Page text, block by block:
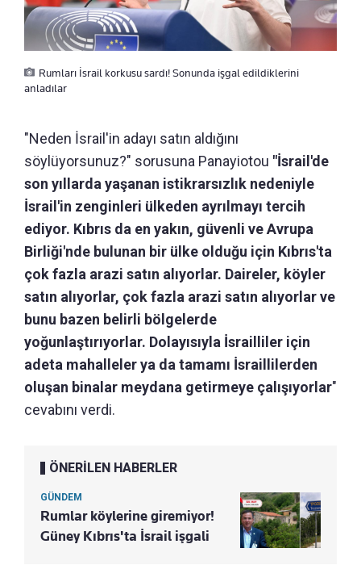
Rumları İsrail korkusu sardı! Sonunda işgal edildiklerini
anladılar
"Neden İsrail'in adayı satın aldığını
söylüyorsunuz?" sorusuna Panayiotou "İsrail'de
son yıllarda yaşanan istikrarsızlık nedeniyle
İsrail'in zenginleri ülkeden ayrılmayı tercih
ediyor. Kıbrıs da en yakın, güvenli ve Avrupa
Birliği'nde bulunan bir ülke olduğu için Kıbrıs'ta
çok fazla arazi satın alıyorlar. Daireler, köyler
satın alıyorlar, çok fazla arazi satın alıyorlar ve
bunu bazen belirli bölgelerde
yoğunlaştırıyorlar. Dolayısıyla İsrailliler için
adeta mahalleler ya da tamamı İsraillilerden
oluşan binalar meydana getirmeye çalışıyorlar"
cevabını verdi.
ÖNERİLEN HABERLER
GÜNDEM
Rumlar köylerine giremiyor!
Güney Kıbrıs'ta İsrail işgali